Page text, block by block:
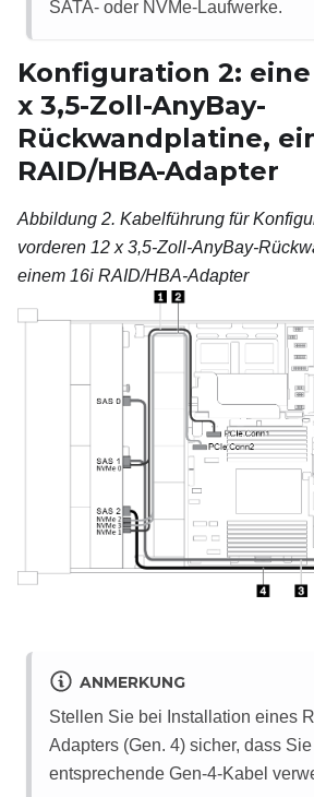
SATA- oder NVMe-Laufwerke.
Konfiguration 2:
x 3,5-Zoll-AnyBay-
Rückwandplatine,
RAID/HBA-Adapter
Abbildung 2. Kabelführung für
vorderen 12 x 3,5-Zoll-AnyBay-
einem 16i RAID/HBA-Adapter
ANMERKUNG
Stellen Sie bei Installation eines
Adapters (Gen. 4) sicher, dass
entsprechende Gen‑4-Kabel